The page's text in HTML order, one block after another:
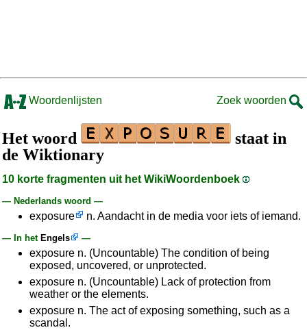
Woordenlijsten Zoek woorden
Het woord
staat in
de Wiktionary
10 korte fragmenten uit het WikiWoordenboek
— Nederlands woord —
exposure n. Aandacht in de media voor iets of iemand.
— In het Engels —
exposure n. (Uncountable) The condition of being
exposed, uncovered, or unprotected.
exposure n. (Uncountable) Lack of protection from
weather or the elements.
exposure n. The act of exposing something, such as a
scandal.